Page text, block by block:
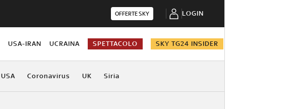
OFFERTE SKY LOGIN
USA-IRAN UCRAINA SPETTACOLO SKY TG24 INSIDER
USA Coronavirus UK Siria